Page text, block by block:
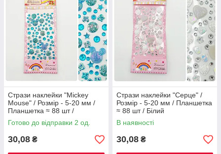
Стрази наклейки "Mickey
Mouse" / Розмір - 5-20 мм /
Планшетка ≈ 88 шт /
Блакитний
Готово до відправки 2 од.
30,08 ₴
Стрази наклейки "Серце" /
Розмір - 5-20 мм / Планшетка
≈ 88 шт / Білий
В наявності
30,08 ₴